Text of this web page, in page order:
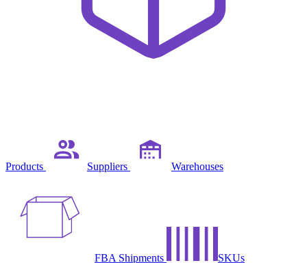
Products Suppliers Warehouses
FBA Shipments
SKUs